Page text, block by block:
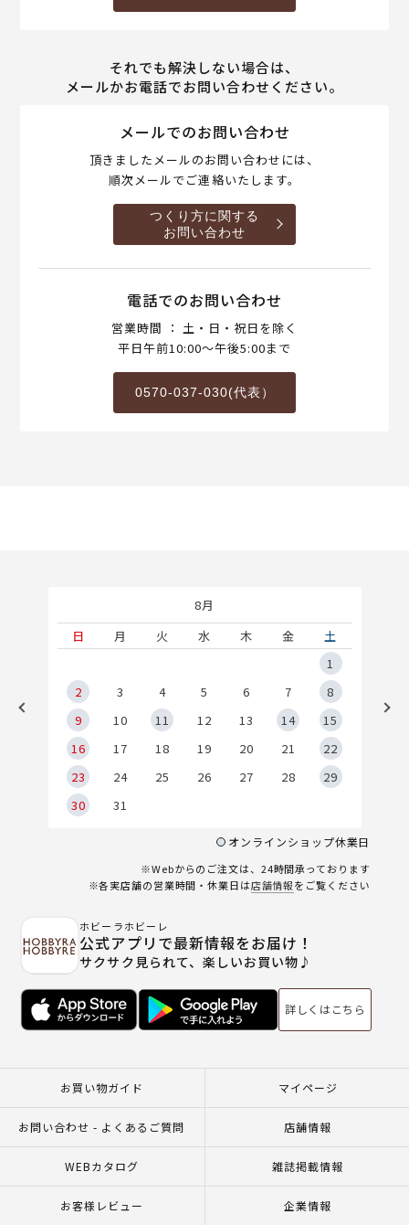
それでも解決しない場合は、
メールかお電話でお問い合わせください。
メールでのお問い合わせ
頂きましたメールのお問い合わせには、
順次メールでご連絡いたします。
つくり方に関する
お問い合わせ
電話でのお問い合わせ
営業時間 ： 土・日・祝日を除く
平日午前10:00～午後5:00まで
0570-037-030(代表）
8月
日
月 火 水 木 金
土
1
2
3 4 5 6 7
8
9
10 11 12 13 14
15
16
17 18 19 20 21
22
23
24 25 26 27 28
29
30
31
オンラインショップ休業日
※Webからのご注文は、24時間承っております
※各実店舗の営業時間・休業日は店舗情報をご覧ください
ホビーラホビーレ
公式アプリで最新情報をお届け！
サクサク見られて、楽しいお買い物♪
詳しくはこちら
お買い物ガイド マイページ
お問い合わせ - よくあるご質問 店舗情報
WEBカタログ 雑誌掲載情報
お客様レビュー 企業情報